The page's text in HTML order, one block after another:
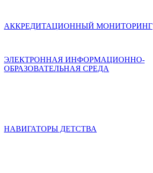
АККРЕДИТАЦИОННЫЙ МОНИТОРИНГ
ЭЛЕКТРОННАЯ ИНФОРМАЦИОННО-
ОБРАЗОВАТЕЛЬНАЯ СРЕДА
НАВИГАТОРЫ ДЕТСТВА